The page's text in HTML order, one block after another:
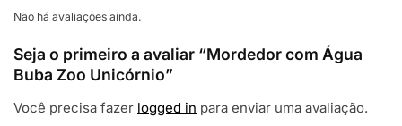
Não há avaliações ainda.
Seja o primeiro a avaliar “Mordedor com Água
Buba Zoo Unicórnio”
Você precisa fazer logged in para enviar uma avaliação.